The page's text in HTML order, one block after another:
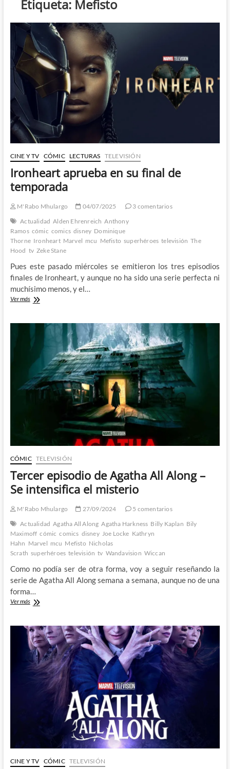
Etiqueta: Mefisto
CINE Y TV CÓMIC LECTURAS TELEVISIÓN
Ironheart aprueba en su final de
temporada
M'Rabo Mhulargo 04/07/2025
3 comentarios
Actualidad Alden Ehrenreich Anthony
Ramos cómic comics disney Dominique
Thorne Ironheart Marvel mcu Mefisto superhéroes televisión The
Hood tv Zeke Stane
Pues este pasado miércoles se emitieron los tres episodios
finales de Ironheart, y aunque no ha sido una serie perfecta ni
muchísimo menos, y el…
Ver másIronheart
temporada
CÓMIC TELEVISIÓN
Tercer episodio de Agatha All Along –
Se intensifica el misterio
M'Rabo Mhulargo 27/09/2024
5 comentarios
Actualidad Agatha All Along Agatha Harkness Billy Kaplan Bily
Maximoff cómic comics disney Joe Locke Kathryn
Hahn Marvel mcu Mefisto Nicholas
Scrath superhéroes televisión tv Wandavision Wiccan
Como no podía ser de otra forma, voy a seguir reseñando la
serie de Agatha All Along semana a semana, aunque no de una
forma…
Ver másTercer
Agatha
All
Along
–
Se
intensifica
CINE Y TV CÓMIC TELEVISIÓN